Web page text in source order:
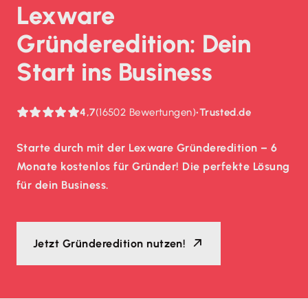
Lexware
Gründeredition: Dein
Start ins Business
4,7(16502 Bewertungen)•Trusted.de
Starte durch mit der Lexware Gründeredition – 6
Monate kostenlos für Gründer! Die perfekte Lösung
für dein Business.
Jetzt Gründeredition nutzen!